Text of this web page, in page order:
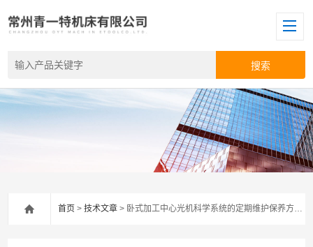
首页 >技术文章 > 卧式加工中心光机科学系统的定期维护保养方法分享